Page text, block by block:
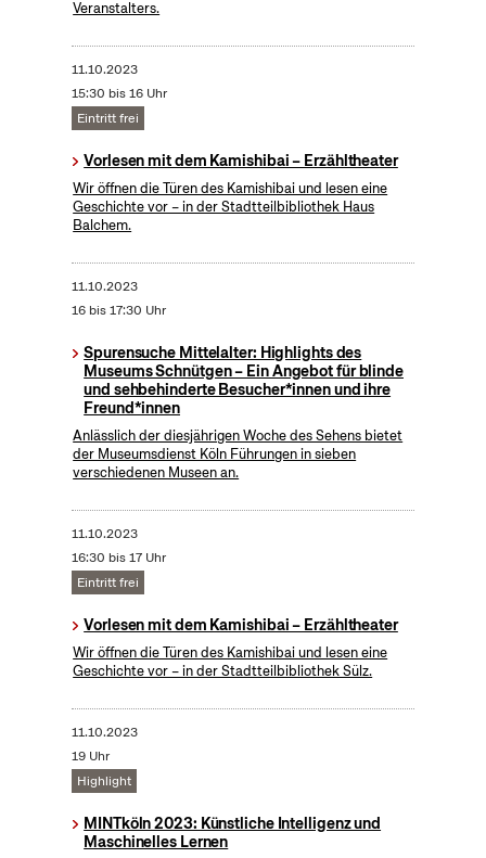
Veranstalters.
11.10.2023
15:30 bis 16 Uhr
Eintritt frei
Vorlesen mit dem Kamishibai – Erzähltheater
Wir öffnen die Türen des Kamishibai und lesen eine
Geschichte vor – in der Stadtteilbibliothek Haus
Balchem.
11.10.2023
16 bis 17:30 Uhr
Spurensuche Mittelalter: Highlights des
Museums Schnütgen – Ein Angebot für blinde
und sehbehinderte Besucher*innen und ihre
Freund*innen
Anlässlich der diesjährigen Woche des Sehens bietet
der Museumsdienst Köln Führungen in sieben
verschiedenen Museen an.
11.10.2023
16:30 bis 17 Uhr
Eintritt frei
Vorlesen mit dem Kamishibai – Erzähltheater
Wir öffnen die Türen des Kamishibai und lesen eine
Geschichte vor – in der Stadtteilbibliothek Sülz.
11.10.2023
19 Uhr
Highlight
MINTköln 2023: Künstliche Intelligenz und
Maschinelles Lernen